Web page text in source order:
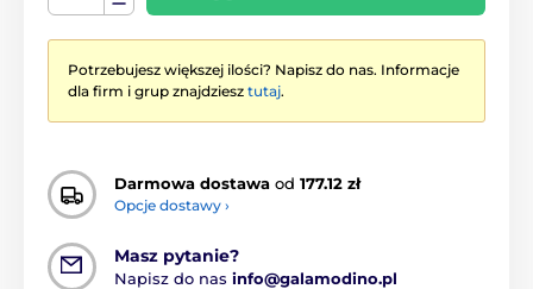
Potrzebujesz większej ilości? Napisz do nas. Informacje
dla firm i grup znajdziesz tutaj.
Darmowa dostawa od 177.12 zł
Opcje dostawy ›
Masz pytanie?
Napisz do nas info@galamodino.pl